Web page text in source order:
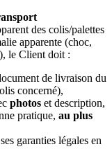
des colis/palettes
apparente (choc,
le Client doit :
de livraison du
concerné),
photos et description,
pratique, au plus
garanties légales en